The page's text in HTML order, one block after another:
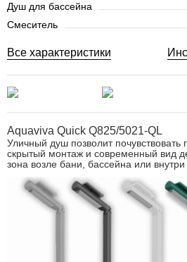
Душ для бассейна
Смеситель
Все характеристики
Aquaviva Quick Q825/5021-QL
Уличный душ позволит
скрытый монтаж и современный вид
зона возле бани, бассейна или